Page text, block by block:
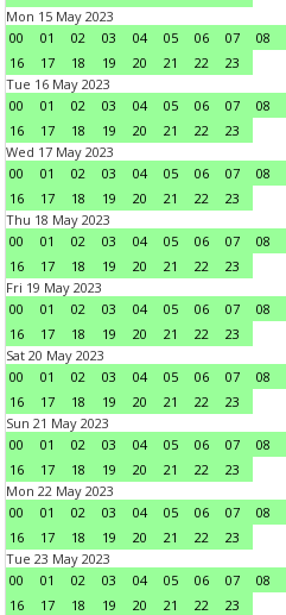
Mon 15 May 2023
00
01 02 03 04 05 06 07 08
16
17 18 19 20 21 22
23
Tue 16 May 2023
00
01 02 03 04 05 06 07 08
16
17 18 19 20 21 22
23
Wed 17 May 2023
00
01 02 03 04 05 06 07 08
16
17 18 19 20 21 22
23
Thu 18 May 2023
00
01 02 03 04 05 06 07 08
16
17 18 19 20 21 22
23
Fri 19 May 2023
00
01 02 03 04 05 06 07 08
16
17 18 19 20 21 22
23
Sat 20 May 2023
00
01 02 03 04 05 06 07 08
16
17 18 19 20 21 22
23
Sun 21 May 2023
00
01 02 03 04 05 06 07 08
16
17 18 19 20 21 22
23
Mon 22 May 2023
00
01 02 03 04 05 06 07 08
16
17 18 19 20 21 22
23
Tue 23 May 2023
00
01 02 03 04 05 06 07 08
16
17 18 19 20 21 22
23